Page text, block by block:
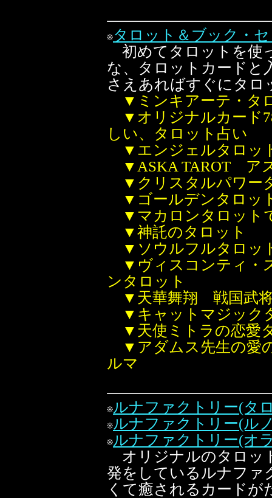
タロット＆ブック・
初めてタロットを使
な、タロットカードと
さえあればすぐにタロ
▼ミンキアーテ・タ
▼オリジナルカード
しい、タロット占い
▼エンジェルタロッ
▼ASKA TAROT ア
▼クリスタルパワー
▼ゴールデンタロッ
▼マカロンタロット
▼神託のタロット
▼ソウルフルタロッ
▼ヴィスコンティ・
ンタロット
▼天華舞翔 戦国武
▼キャットマジック
▼天使ミトラの恋愛
▼アダムス先生の愛
ルマ
ルナファクトリー(タ
ルナファクトリー(ル
ルナファクトリー(オ
オリジナルのタロッ
発をしているルナファ
くて癒されるカードが